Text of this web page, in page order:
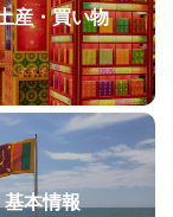
産・買い物
基本情報